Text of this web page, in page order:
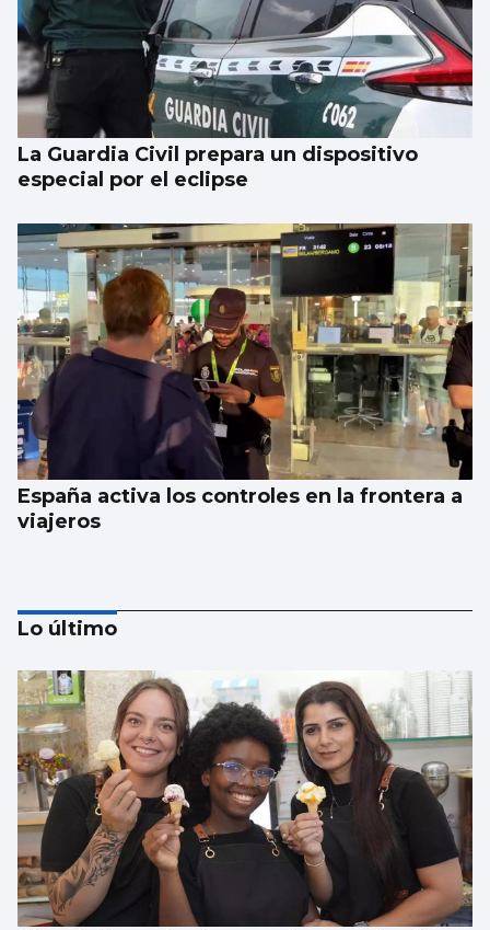
La Guardia Civil prepara un dispositivo
especial por el eclipse
España activa los controles en la frontera a
viajeros
El Gobierno aplica controles fronterizos
para los italianos
Lo último